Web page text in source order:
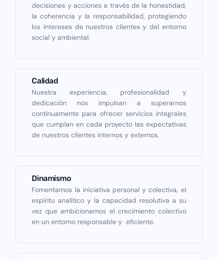
decisiones y acciones a través de la honestidad,
la coherencia y la responsabilidad, protegiendo
los intereses de nuestros clientes y del entorno
social y ambiental.
Calidad
Nuestra experiencia, profesionalidad y
dedicación nos impulsan a superarnos
continuamente para ofrecer servicios integrales
que cumplan en cada proyecto las expectativas
de nuestros clientes internos y externos.
Dinamismo
Fomentamos la iniciativa personal y colectiva, el
espíritu analítico y la capacidad resolutiva a su
vez que ambicionamos el crecimiento colectivo
en un entorno responsable y eficiente.